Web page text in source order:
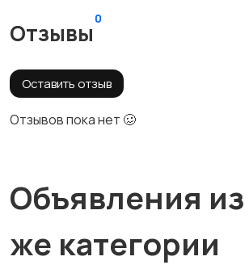
Отзывы
0
Оставить отзыв
Отзывов пока нет 🥴
Объявления из
же категории